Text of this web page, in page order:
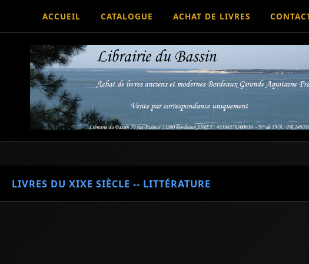
ACCUEIL CATALOGUE ACHAT DE LIVRES
LIVRES DU XIXE SIÈCLE -- LITTÉRATURE